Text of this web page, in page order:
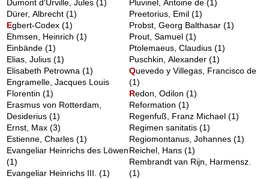
Dumont d'Urville, Jules(1)
Dürer, Albrecht(1)
Egbert-Codex(1)
Ehmsen, Heinrich(1)
Einbände(1)
Elias, Julius(1)
Elisabeth Petrowna(1)
Engramelle, Jacques Louis
Florentin(1)
Erasmus von Rotterdam,
Desiderius(1)
Ernst, Max(3)
Estienne, Charles(1)
Evangeliar Heinrichs des Löwen
(1)
Evangeliar Heinrichs III.(1)
Pluvinel, Antoine de(1)
Preetorius, Emil(1)
Probst, Georg Balthasar(1)
Prout, Samuel(1)
Ptolemaeus, Claudius(1)
Puschkin, Alexander(1)
Quevedo y Villegas, Francisco de
(1)
Redon, Odilon(1)
Reformation(1)
Regenfuß, Franz Michael(1)
Regimen sanitatis(1)
Regiomontanus, Johannes(1)
Reichel, Hans(1)
Rembrandt van Rijn, Harmensz.
(1)